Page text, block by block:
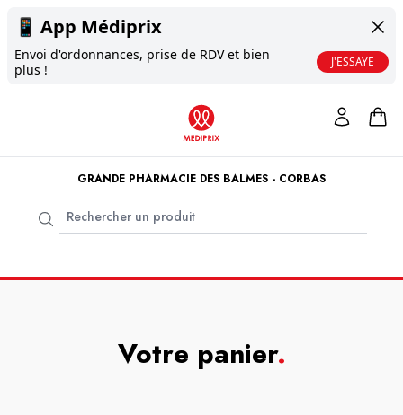
📱 App Médiprix
Envoi d'ordonnances, prise de RDV et bien
plus !
J'ESSAYE
GRANDE PHARMACIE DES BALMES - CORBAS
Votre panier.